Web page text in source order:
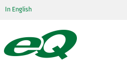
In English